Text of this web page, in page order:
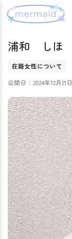
浦和 しほ
在籍女性について
公開日：2024年12月21日